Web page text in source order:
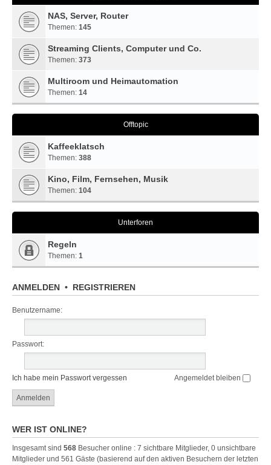
NAS, Server, Router
Themen: 145
Streaming Clients, Computer und Co.
Themen: 373
Multiroom und Heimautomation
Themen: 14
Offtopic
Kaffeeklatsch
Themen: 388
Kino, Film, Fernsehen, Musik
Themen: 104
Unterforen
Regeln
Themen: 1
ANMELDEN • REGISTRIEREN
Benutzername:
Passwort:
Ich habe mein Passwort vergessen Angemeldet bleiben
WER IST ONLINE?
Insgesamt sind 568 Besucher online : 7 sichtbare Mitglieder, 0 unsichtbare
Mitglieder und 561 Gäste (basierend auf den aktiven Besuchern der letzten